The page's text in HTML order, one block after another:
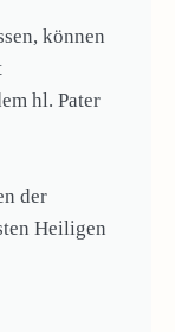
können
hl. Pater
der
Heiligen